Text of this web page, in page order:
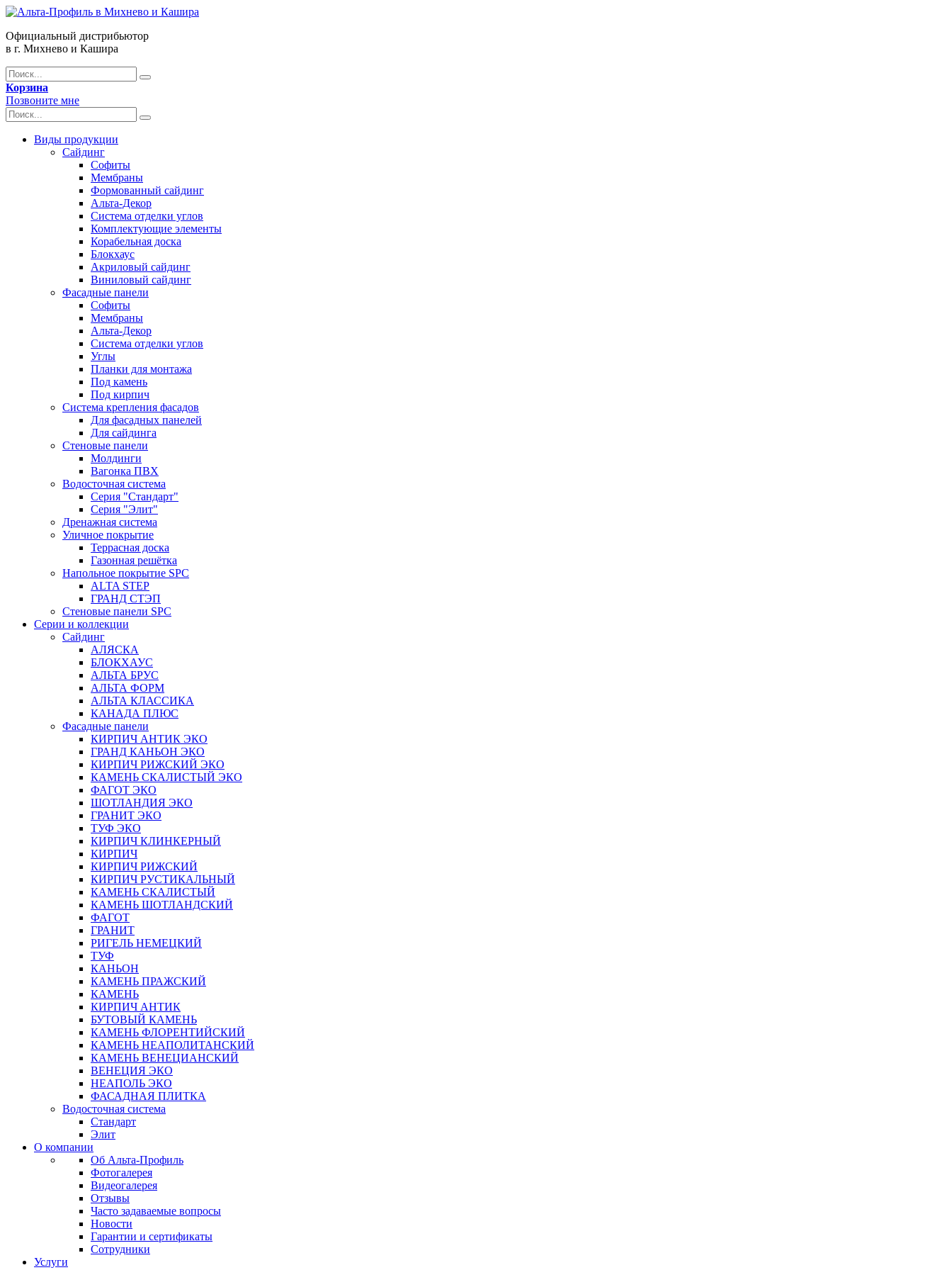
Официальный дистрибьютор
в г. Михнево и Кашира
Корзина
Позвоните мне
Виды продукции
Сайдинг
Софиты
Мембраны
Формованный сайдинг
Альта-Декор
Система отделки углов
Комплектующие элементы
Корабельная доска
Блокхаус
Акриловый сайдинг
Виниловый сайдинг
Фасадные панели
Софиты
Мембраны
Альта-Декор
Система отделки углов
Углы
Планки для монтажа
Под камень
Под кирпич
Система крепления фасадов
Для фасадных панелей
Для сайдинга
Стеновые панели
Молдинги
Вагонка ПВХ
Водосточная система
Серия "Стандарт"
Серия "Элит"
Дренажная система
Уличное покрытие
Террасная доска
Газонная решётка
Напольное покрытие SPC
ALTA STEP
ГРАНД СТЭП
Стеновые панели SPC
Серии и коллекции
Сайдинг
АЛЯСКА
БЛОКХАУС
АЛЬТА БРУС
АЛЬТА ФОРМ
АЛЬТА КЛАССИКА
КАНАДА ПЛЮС
Фасадные панели
КИРПИЧ АНТИК ЭКО
ГРАНД КАНЬОН ЭКО
КИРПИЧ РИЖСКИЙ ЭКО
КАМЕНЬ СКАЛИСТЫЙ ЭКО
ФАГОТ ЭКО
ШОТЛАНДИЯ ЭКО
ГРАНИТ ЭКО
ТУФ ЭКО
КИРПИЧ КЛИНКЕРНЫЙ
КИРПИЧ
КИРПИЧ РИЖСКИЙ
КИРПИЧ РУСТИКАЛЬНЫЙ
КАМЕНЬ СКАЛИСТЫЙ
КАМЕНЬ ШОТЛАНДСКИЙ
ФАГОТ
ГРАНИТ
РИГЕЛЬ НЕМЕЦКИЙ
ТУФ
КАНЬОН
КАМЕНЬ ПРАЖСКИЙ
КАМЕНЬ
КИРПИЧ АНТИК
БУТОВЫЙ КАМЕНЬ
КАМЕНЬ ФЛОРЕНТИЙСКИЙ
КАМЕНЬ НЕАПОЛИТАНСКИЙ
КАМЕНЬ ВЕНЕЦИАНСКИЙ
ВЕНЕЦИЯ ЭКО
НЕАПОЛЬ ЭКО
ФАСАДНАЯ ПЛИТКА
Водосточная система
Стандарт
Элит
О компании
Об Альта-Профиль
Фотогалерея
Видеогалерея
Отзывы
Часто задаваемые вопросы
Новости
Гарантии и сертификаты
Сотрудники
Услуги